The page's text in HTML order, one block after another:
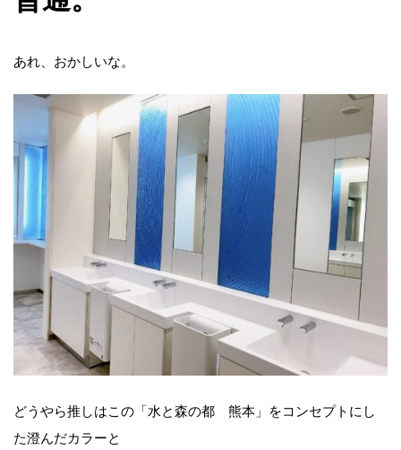
あれ、おかしいな。
どうやら推しはこの「水と森の都 熊本」をコンセプトにし
た澄んだカラーと